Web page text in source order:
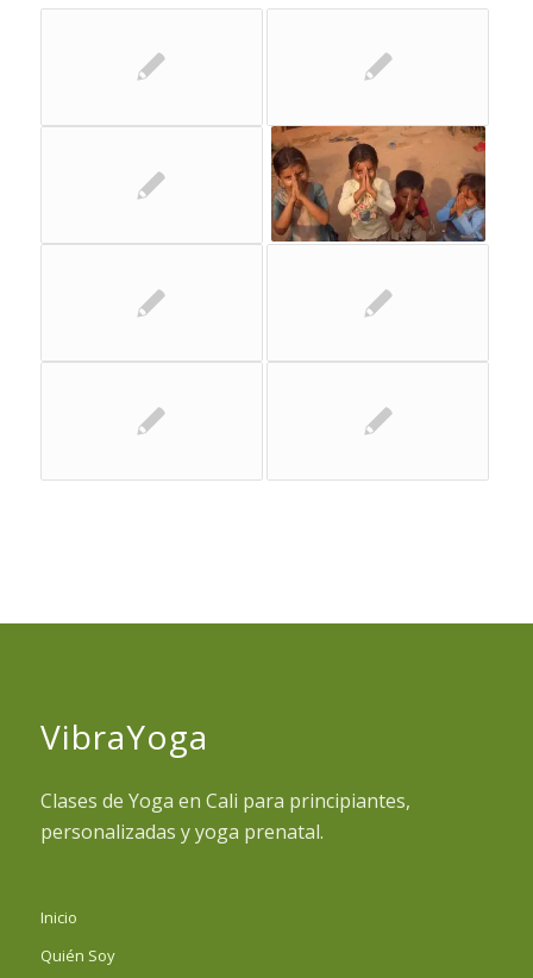
VibraYoga
Clases de Yoga en Cali para principiantes,
personalizadas y yoga prenatal.
Inicio
Quién Soy